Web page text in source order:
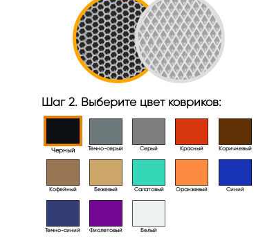
Шаг 2. Выберите цвет ковриков:
Черный Тёмно-серый Серый Красный Коричневый
Кофейный Бежевый Салатовый Оранжевый Синий
Темно-синий Фиолетовый Белый